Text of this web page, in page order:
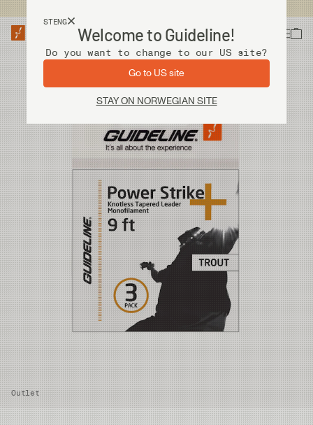
STENG
Welcome to Guideline!
Do you want to change to our US site?
Go to US site
STAY ON NORWEGIAN SITE
Outlet